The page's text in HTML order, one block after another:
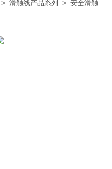
>滑触线产品系列 >安全滑触